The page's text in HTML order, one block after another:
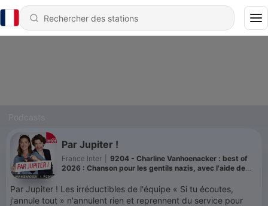
Par Jupiter !
France Inter
9204 - Charline Vanhoenacker : best of
2026 : Chanson pour les gentils nazis, avec l'aide de
Par Jupiter ! Les irréductibles de l'équipe « Si tu écoutes,
j'annule tout » n'annulent rien et reprennent du service pour